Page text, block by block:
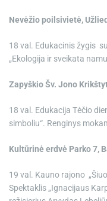
Nevėžio poilsivietė,
18 val. Edukacinis žygis
„Ekologija ir sveikata
Zapyškio Šv. Jono
18 val. Edukacija Tėčio
simboliu“. Renginys
Kultūrinė erdvė Parko 7,
19 val. Kauno rajono
Spektaklis „Ignacijaus